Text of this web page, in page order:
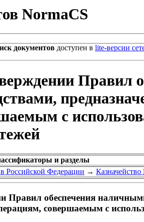
NormaCS
документов доступен в lite-версии
Правил
с
и разделы
Российской Федерации → Казначейство
Правил обеспечения
совершаемым с